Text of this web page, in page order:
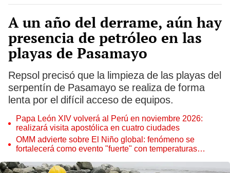
A un año del derrame, aún hay
presencia de petróleo en las
playas de Pasamayo
Repsol precisó que la limpieza de las playas del
serpentín de Pasamayo se realiza de forma
lenta por el difícil acceso de equipos.
Papa León XIV volverá al Perú en noviembre 2026:
realizará visita apostólica en cuatro ciudades
OMM advierte sobre El Niño global: fenómeno se
fortalecerá como evento "fuerte" con temperaturas